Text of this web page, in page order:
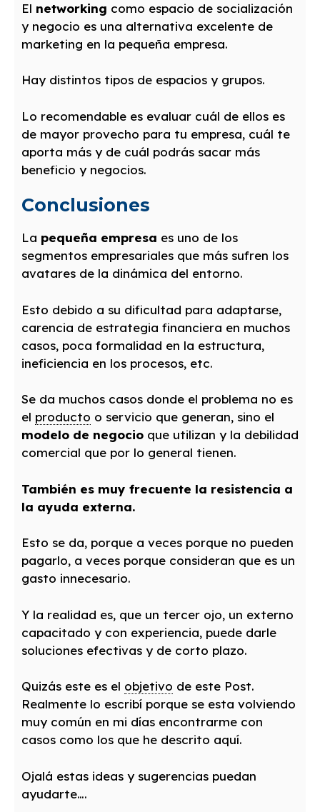
El networking como espacio de socialización
y negocio es una alternativa excelente de
marketing en la pequeña empresa.
Hay distintos tipos de espacios y grupos.
Lo recomendable es evaluar cuál de ellos es
de mayor provecho para tu empresa, cuál te
aporta más y de cuál podrás sacar más
beneficio y negocios.
Conclusiones
La pequeña empresa es uno de los
segmentos empresariales que más sufren los
avatares de la dinámica del entorno.
Esto debido a su dificultad para adaptarse,
carencia de estrategia financiera en muchos
casos, poca formalidad en la estructura,
ineficiencia en los procesos, etc.
Se da muchos casos donde el problema no es
el producto o servicio que generan, sino el
modelo de negocio que utilizan y la debilidad
comercial que por lo general tienen.
También es muy frecuente la resistencia a
la ayuda externa.
Esto se da, porque a veces porque no pueden
pagarlo, a veces porque consideran que es un
gasto innecesario.
Y la realidad es, que un tercer ojo, un externo
capacitado y con experiencia, puede darle
soluciones efectivas y de corto plazo.
Quizás este es el objetivo de este Post.
Realmente lo escribí porque se esta volviendo
muy común en mi días encontrarme con
casos como los que he descrito aquí.
Ojalá estas ideas y sugerencias puedan
ayudarte….